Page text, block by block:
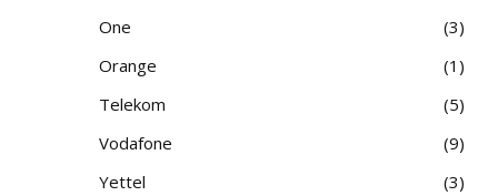
One
3
Orange
1
Telekom
5
Vodafone
9
Yettel
3